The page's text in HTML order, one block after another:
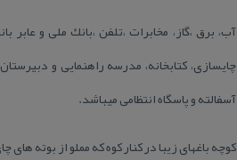
آب، برق ،گاز، مخابرات ،تلفن ،بانك ملی و
چایسازی، كتابخانه، مدرسه راهنمایی و
آسفالته و پاسگاه انتظامی میباشد.
كوچه باغهای زیبا در كنار كوه كه مملو از بوته